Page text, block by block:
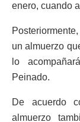
enero, cuando
un almuerzo
lo
Peinado.
De acuerdo
almuerzo